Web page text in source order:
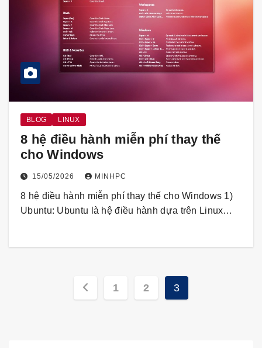
BLOG LINUX
8 hệ điều hành miễn phí thay thế
cho Windows
15/05/2026 MINHPC
8 hệ điều hành miễn phí thay thế cho Windows 1)
Ubuntu: Ubuntu là hệ điều hành dựa trên Linux…
Phân1 2 3